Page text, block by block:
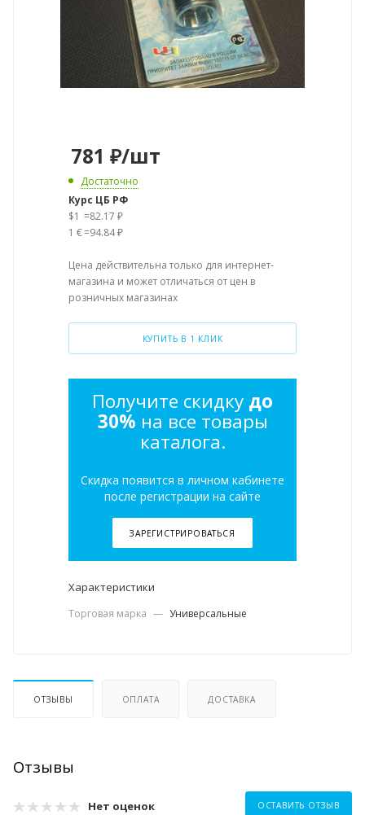
781 ₽/шт
Достаточно
Курс ЦБ РФ
$1 =82.17 ₽
1 €=94.84 ₽
Цена действительна только для интернет-
магазина и может отличаться от цен в
розничных магазинах
КУПИТЬ В 1 КЛИК
Получите скидку до
30% на все товары
каталога.
Скидка появится в личном кабинете
после регистрации на сайте
ЗАРЕГИСТРИРОВАТЬСЯ
Характеристики
Торговая марка — Универсальные
ОТЗЫВЫ ОПЛАТА ДОСТАВКА
Отзывы
Нет оценок ОСТАВИТЬ ОТЗЫВ